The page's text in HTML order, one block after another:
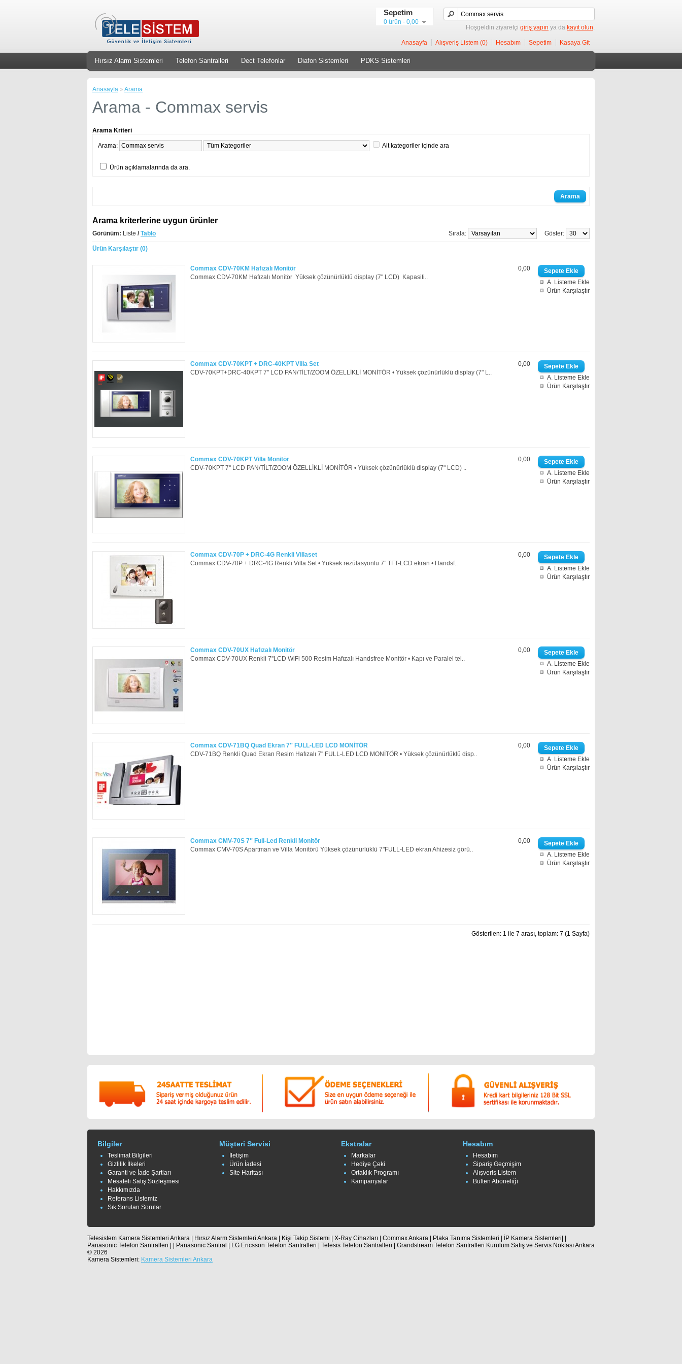
Sepetim
0 ürün - 0,00
Hoşgeldin ziyaretçi giriş yapın ya da kayıt olun.
Anasayfa Alışveriş Listem (0) Hesabım Sepetim Kasaya Git
Hırsız Alarm Sistemleri Telefon Santralleri Dect Telefonlar Diafon Sistemleri PDKS Sistemleri
Anasayfa » Arama
Arama - Commax servis
Arama Kriteri
Arama: Alt kategoriler içinde ara
Ürün açıklamalarında da ara.
Arama kriterlerine uygun ürünler
Görünüm: Liste / Tablo Göster:
Sırala:
Ürün Karşılaştır (0)
A. Listeme Ekle
Ürün Karşılaştır
0,00
Commax CDV-70KM Hafızalı Monitör
Commax CDV-70KM Hafızalı Monitör Yüksek çözünürlüklü display (7" LCD) Kapasiti..
A. Listeme Ekle
Ürün Karşılaştır
0,00
Commax CDV-70KPT + DRC-40KPT Villa Set
CDV-70KPT+DRC-40KPT 7'' LCD PAN/TİLT/ZOOM ÖZELLİKLİ MONİTÖR • Yüksek çözünürlüklü display (7" L..
A. Listeme Ekle
Ürün Karşılaştır
0,00
Commax CDV-70KPT Villa Monitör
CDV-70KPT 7'' LCD PAN/TİLT/ZOOM ÖZELLİKLİ MONİTÖR • Yüksek çözünürlüklü display (7" LCD) ..
A. Listeme Ekle
Ürün Karşılaştır
0,00
Commax CDV-70P + DRC-4G Renkli Villaset
Commax CDV-70P + DRC-4G Renkli Villa Set • Yüksek rezülasyonlu 7” TFT-LCD ekran • Handsf..
A. Listeme Ekle
Ürün Karşılaştır
0,00
Commax CDV-70UX Hafızalı Monitör
Commax CDV-70UX Renkli 7''LCD WiFi 500 Resim Hafızalı Handsfree Monitör • Kapı ve Paralel tel..
A. Listeme Ekle
Ürün Karşılaştır
0,00
Commax CDV-71BQ Quad Ekran 7'' FULL-LED LCD MONİTÖR
CDV-71BQ Renkli Quad Ekran Resim Hafızalı 7'' FULL-LED LCD MONİTÖR • Yüksek çözünürlüklü disp..
A. Listeme Ekle
Ürün Karşılaştır
0,00
Commax CMV-70S 7'' Full-Led Renkli Monitör
Commax CMV-70S Apartman ve Villa Monitörü Yüksek çözünürlüklü 7"FULL-LED ekran Ahizesiz görü..
Gösterilen: 1 ile 7 arası, toplam: 7 (1 Sayfa)
Bilgiler
Teslimat Bilgileri
Gizlilik İlkeleri
Garanti ve İade Şartları
Mesafeli Satış Sözleşmesi
Hakkımızda
Referans Listemiz
Sık Sorulan Sorular
Müşteri Servisi
İletişim
Ürün İadesi
Site Haritası
Ekstralar
Markalar
Hediye Çeki
Ortaklık Programı
Kampanyalar
Hesabım
Hesabım
Sipariş Geçmişim
Alışveriş Listem
Bülten Aboneliği
Telesistem Kamera Sistemleri Ankara | Hırsız Alarm Sistemleri Ankara | Kişi Takip Sistemi | X-Ray Cihazları | Commax Ankara | Plaka Tanıma Sistemleri | İP Kamera Sistemleri| |
Panasonic Telefon Santralleri | | Panasonic Santral | LG Ericsson Telefon Santralleri | Telesis Telefon Santralleri | Grandstream Telefon Santralleri Kurulum Satış ve Servis Noktası Ankara
© 2026
Kamera Sistemleri: Kamera Sistemleri Ankara